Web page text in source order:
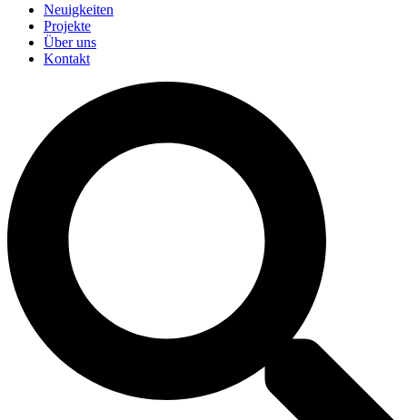
Neuigkeiten
Projekte
Über uns
Kontakt